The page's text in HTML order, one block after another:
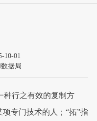
10-01
据局
行之有效的复制方
专门技术的人；“拓”指